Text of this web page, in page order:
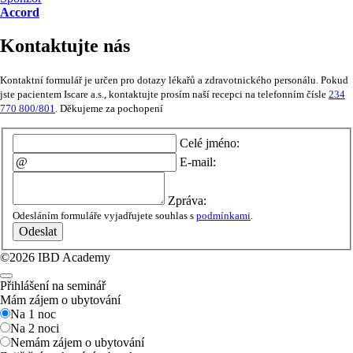
Accord
Kontaktujte nás
Kontaktní formulář je určen pro dotazy lékařů a zdravotnického personálu. Pokud
jste pacientem Iscare a.s., kontaktujte prosím naší recepci na telefonním čísle 234
770 800/801. Děkujeme za pochopení
Celé jméno:
E-mail:
Zpráva:
Odesláním formuláře vyjadřujete souhlas s podmínkami
Odeslat
©2026 IBD Academy
Přihlášení na seminář
Mám zájem o ubytování
Na 1 noc
Na 2 noci
Nemám zájem o ubytování